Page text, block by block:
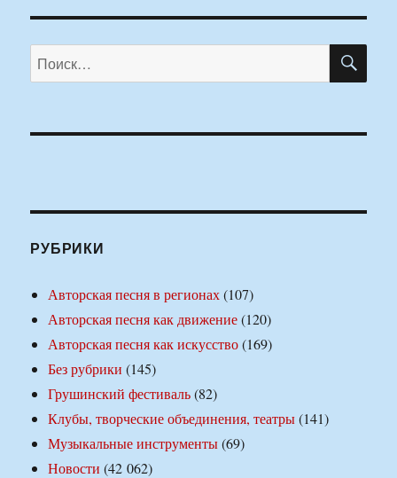
Искать:
РУБРИКИ
Авторская песня в регионах(107)
Авторская песня как движение(120)
Авторская песня как искусство(169)
Без рубрики (145)
Грушинский фестиваль(82)
Клубы, творческие объединения, театры(141)
Музыкальные инструменты(69)
Новости (42 062)